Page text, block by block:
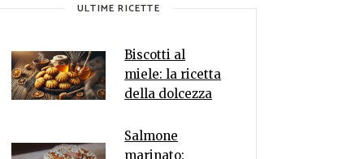
ULTIME RICETTE
Biscotti al
miele: la ricetta
della dolcezza
Salmone
marinato: